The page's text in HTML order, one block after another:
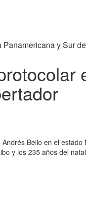
y Sur
Bello en el
y los 235 años del